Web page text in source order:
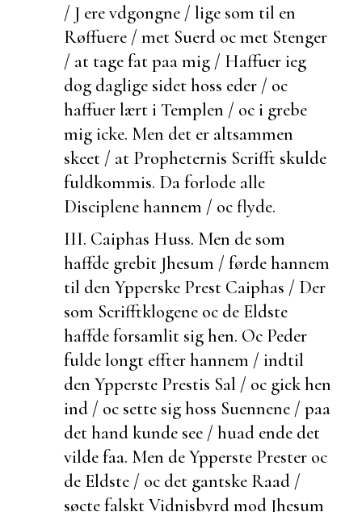
/ J ere vdgongne / lige som til en
Røffuere / met Suerd oc met Stenger
/ at tage fat paa mig / Haffuer ieg
dog daglige sidet hoss eder / oc
haffuer lært i Templen / oc i grebe
mig icke. Men det er altsammen
skeet / at Propheternis Scrifft skulde
fuldkommis. Da forlode alle
Disciplene hannem / oc flyde.
III. Caiphas Huss. Men de som
haffde grebit Jhesum / førde hannem
til den Ypperske Prest Caiphas / Der
som Scrifftklogene oc de Eldste
haffde forsamlit sig hen. Oc Peder
fulde longt effter hannem / indtil
den Ypperste Prestis Sal / oc gick hen
ind / oc sette sig hoss Suennene / paa
det hand kunde see / huad ende det
vilde faa. Men de Ypperste Prester oc
de Eldste / oc det gantske Raad /
søcte falsktVidnisbyrd mod Jhesum